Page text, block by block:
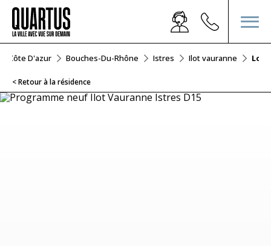
Côte D'azur Bouches-Du-Rhône Istres Ilot vauranne Lot
< Retour à la résidence